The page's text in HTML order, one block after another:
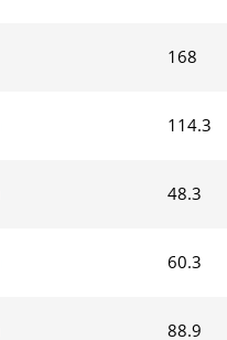
168
114.3
48.3
60.3
88.9